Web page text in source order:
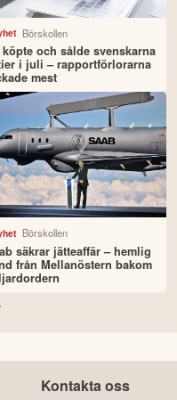
Börskollen
köpte och sålde svenskarna
i juli – rapportförlorarna
mest
Börskollen
säkrar jätteaffär – hemlig
från Mellanöstern bakom
Kontakta oss